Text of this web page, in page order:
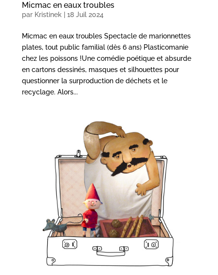
Micmac en eaux troubles
par Kristinek 18 Juil 2024
Micmac en eaux troubles Spectacle de marionnettes
plates, tout public familial (dès 6 ans) Plasticomanie
chez les poissons !Une comédie poétique et absurde
en cartons dessinés, masques et silhouettes pour
questionner la surproduction de déchets et le
recyclage. Alors...